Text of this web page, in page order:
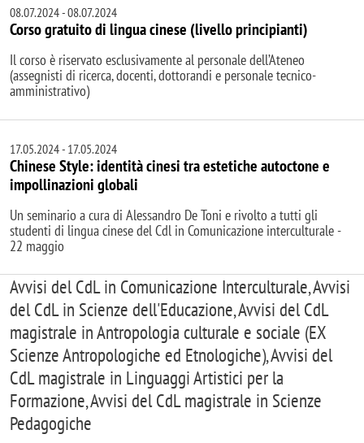
08.07.2024-08.07.2024
Corso gratuito di lingua cinese (livello principianti)
Il corso è riservato esclusivamente al personale dell’Ateneo
(assegnisti di ricerca, docenti, dottorandi e personale tecnico-
amministrativo)
17.05.2024- 17.05.2024
Chinese Style: identità cinesi tra estetiche autoctone e
impollinazioni globali
Un seminario a cura di Alessandro De Toni e rivolto a tutti gli
studenti di lingua cinese del Cdl in Comunicazione interculturale -
22 maggio
Avvisi del CdL in Comunicazione Interculturale, Avvisi
del CdL in Scienze dell'Educazione, Avvisi del CdL
magistrale in Antropologia culturale e sociale (EX
Scienze Antropologiche ed Etnologiche), Avvisi del
CdL magistrale in Linguaggi Artistici per la
Formazione, Avvisi del CdL magistrale in Scienze
Pedagogiche